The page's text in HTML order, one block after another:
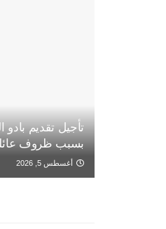
تأجيل تقديم بادو
بسبب ظروف
أغسطس 5, 2026